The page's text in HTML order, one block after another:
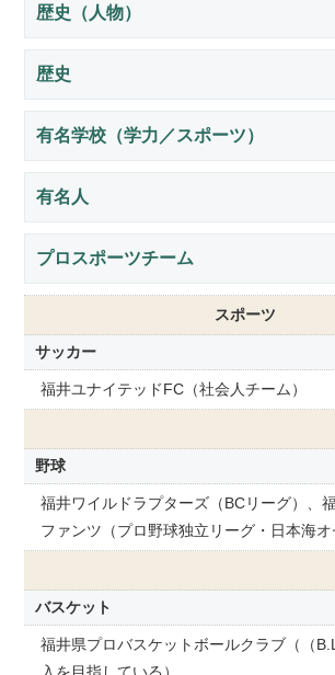
歴史（人物）
歴史
有名学校（学力／スポーツ）
有名人
プロスポーツチーム
スポーツ
サッカー
福井ユナイテッドFC（社会人チーム）
野球
福井ワイルドラプターズ（BCリーグ）、
ファンツ（プロ野球独立リーグ・日本海オ
バスケット
福井県プロバスケットボールクラブ（（